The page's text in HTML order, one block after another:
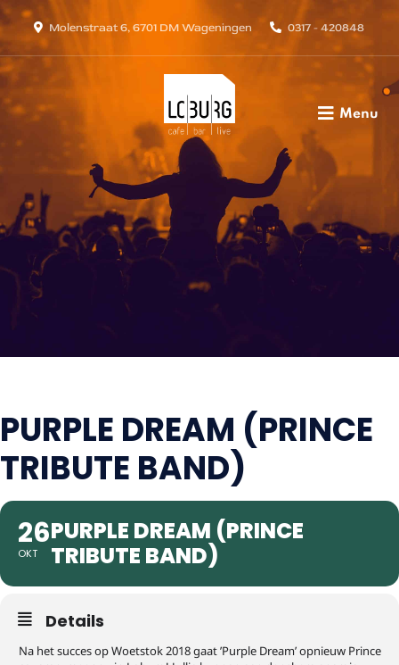
Molenstraat 6, 6701 DM Wageningen 0317 - 420848
Menu
PURPLE DREAM (PRINCE
TRIBUTE BAND)
26
OKT
PURPLE DREAM (PRINCE
TRIBUTE BAND)
Details
Na het succes op Woetstok 2018 gaat ’Purple Dream’ opnieuw Prince